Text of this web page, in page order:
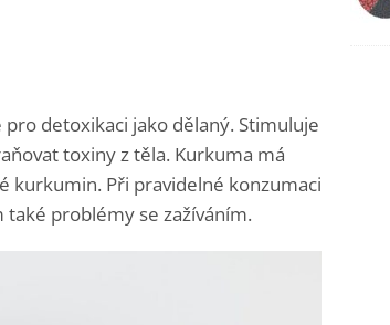
detoxikaci jako dělaný. Stimuluje
toxiny z těla. Kurkuma má
kurkumin. Při pravidelné konzumaci
problémy se zažíváním.